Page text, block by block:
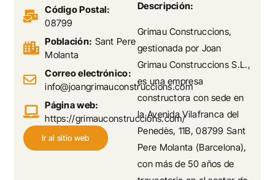
Descripción:
Grimau Construccions,
gestionada por Joan
Grimau Construccions S.L.,
es una empresa
constructora con sede en
la Avenida Vilafranca del
Penedès, 11B, 08799 Sant
Pere Molanta (Barcelona),
con más de 50 años de
Código Postal:
08799
Población: Sant Pere
Molanta
Correo electrónico:
info@joangrimauconstruccions.com
Página web:
https://grimauconstruccions.com/
Ir al sitio web